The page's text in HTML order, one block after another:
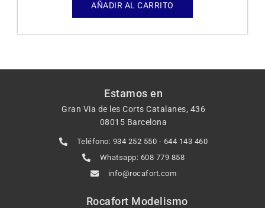
AÑADIR AL CARRITO
Estamos en
Gran Via de les Corts Catalanes, 436
08015 Barcelona
Teléfono: 934 252 550 - 644 143 460
Whatsapp: 608 779 858
info@rocafort.com
Rocafort Modelismo